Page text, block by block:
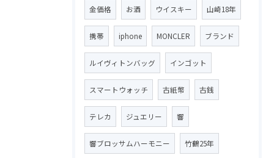
金価格 お酒 ウイスキー 山崎18年
携帯 iphone MONCLER ブランド
ルイヴィトンバッグ インゴット
スマートウォッチ 古紙幣 古銭
テレカ ジュエリー 響
響ブロッサムハーモニー 竹鶴25年